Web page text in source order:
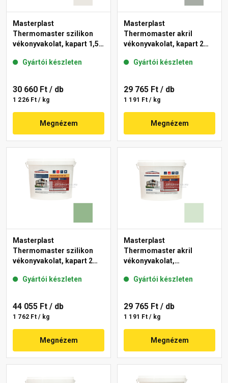
Masterplast
Thermomaster szilikon
vékonyvakolat, kapart 1,5
Gyártói készleten
30 660 Ft / db
1 226 Ft / kg
Megnézem
Masterplast
Thermomaster akril
vékonyvakolat, kapart 2
Gyártói készleten
29 765 Ft / db
1 191 Ft / kg
Megnézem
Masterplast
Thermomaster szilikon
vékonyvakolat, kapart 2
Gyártói készleten
44 055 Ft / db
1 762 Ft / kg
Megnézem
Masterplast
Thermomaster akril
vékonyvakolat,
41-E 25 kg
Gyártói készleten
29 765 Ft / db
1 191 Ft / kg
Megnézem